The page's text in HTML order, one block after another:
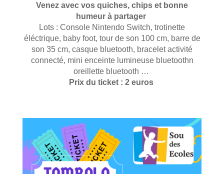
Venez avec vos quiches, chips et bonne
humeur à partager
Lots : Console Nintendo Switch, trotinette
éléctrique, baby foot, tour de son 100 cm, barre de
son 35 cm, casque bluetooth, bracelet activité
connecté, mini enceinte lumineuse bluetoothn
oreillette bluetooth …
Prix du ticket : 2 euros